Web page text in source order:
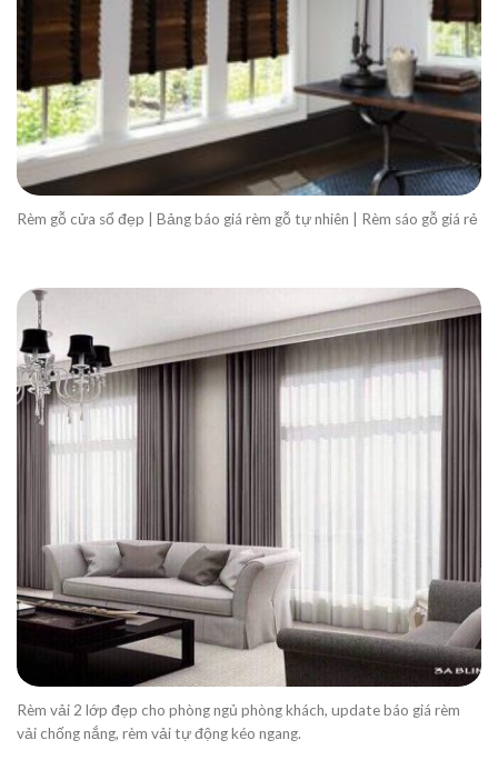
Rèm gỗ cửa sổ đẹp | Bảng báo giá rèm gỗ tự nhiên | Rèm sáo gỗ giá rẻ
Rèm vải 2 lớp đẹp cho phòng ngủ phòng khách, update báo giá rèm
vải chống nắng, rèm vải tự động kéo ngang.